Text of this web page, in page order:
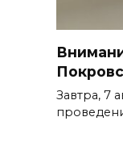
Завтра, 7